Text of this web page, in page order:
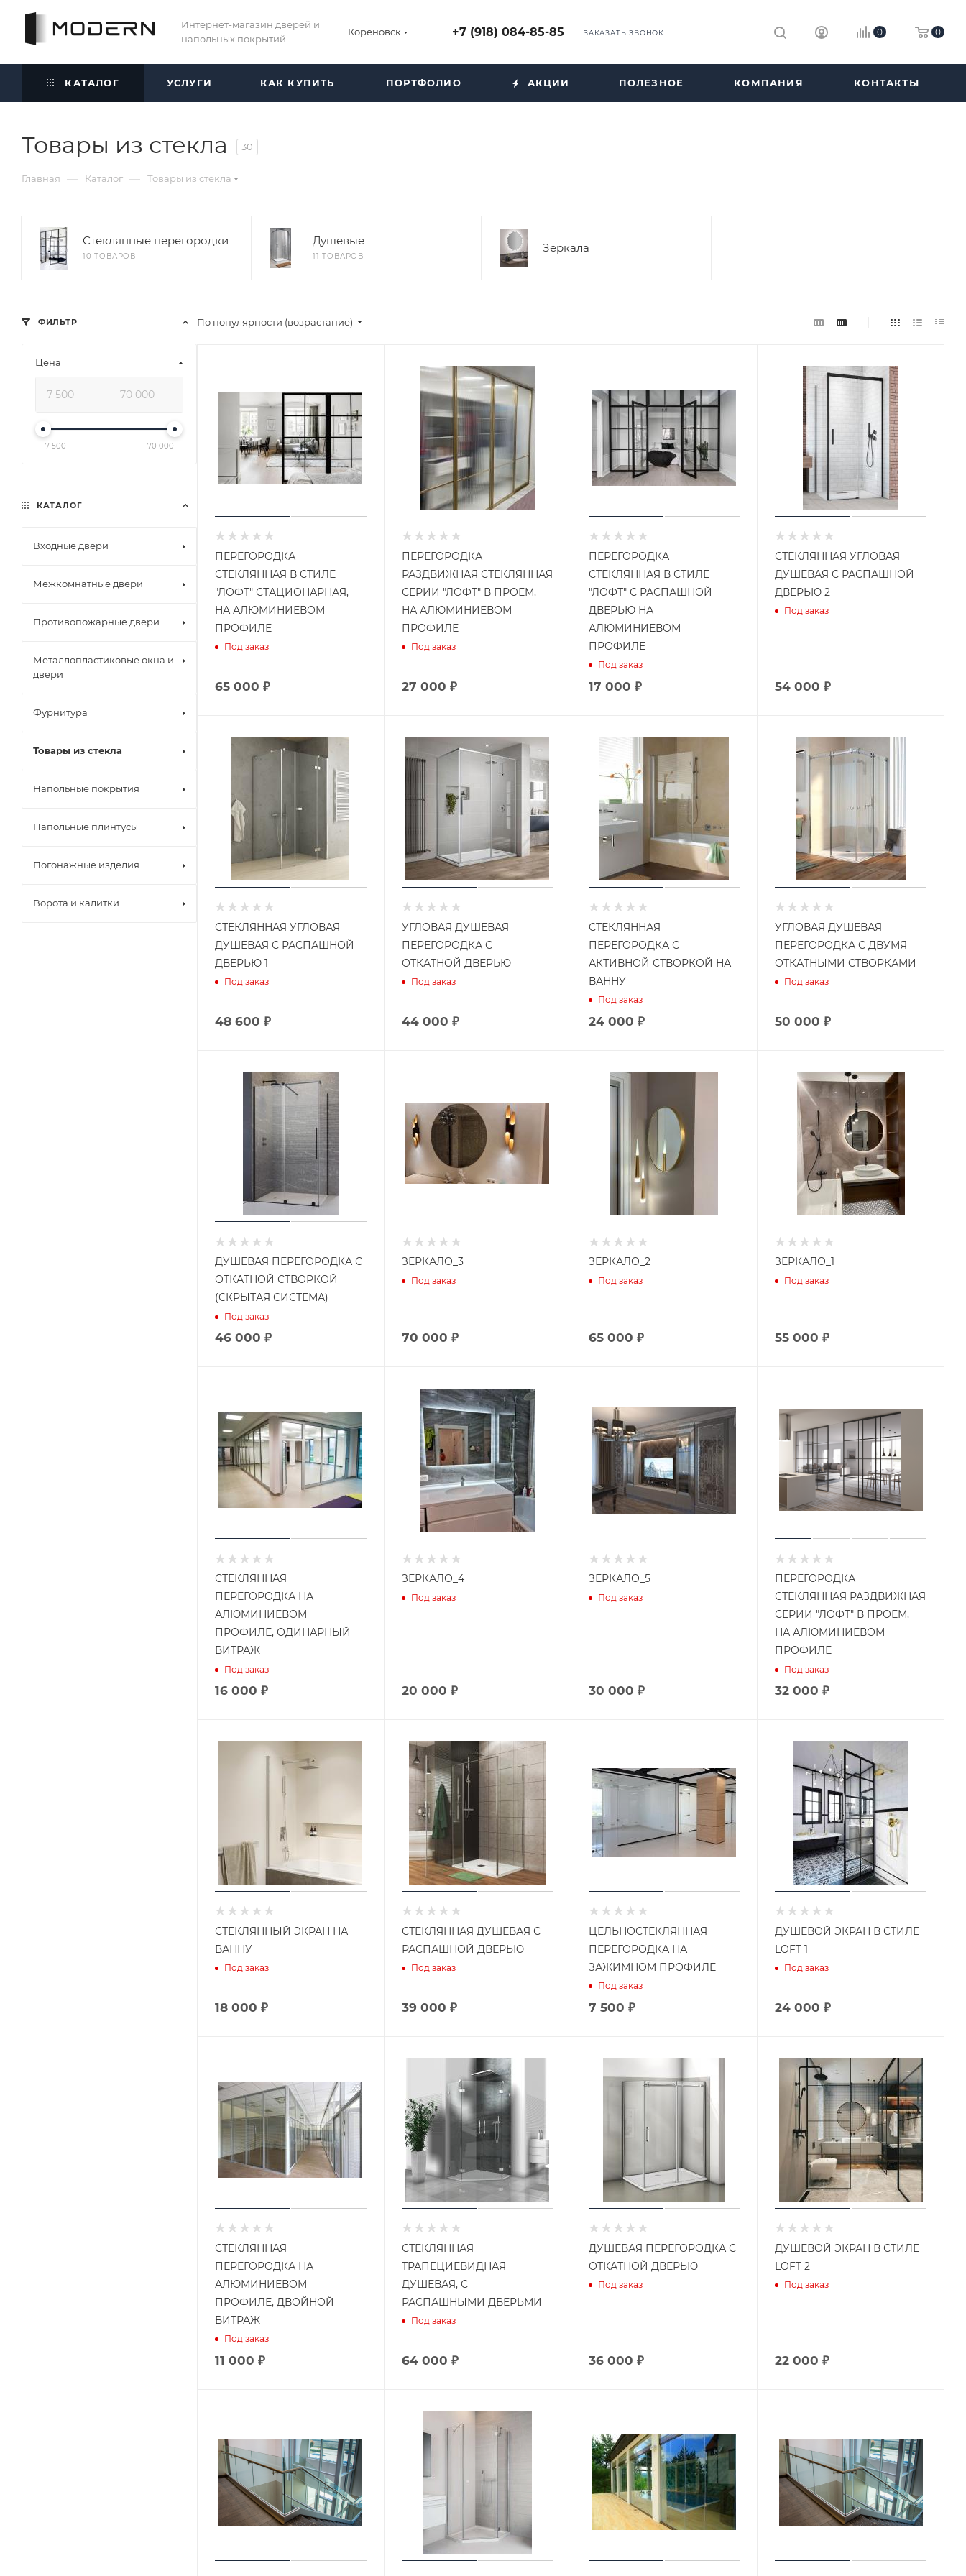
Интернет-магазин дверей и
напольных покрытий
Кореновск +7 (918) 084-85-85 ЗАКАЗАТЬ ЗВОНОК 0 0
КАТАЛОГ УСЛУГИ КАК КУПИТЬ ПОРТФОЛИО АКЦИИ ПОЛЕЗНОЕ КОМПАНИЯ КОНТАКТЫ
Товары из стекла 30
Главная — Каталог — Товары из стекла
Стеклянные перегородки
10 ТОВАРОВ
Душевые
11 ТОВАРОВ
Зеркала
По популярности (возрастание)
ПЕРЕГОРОДКА
СТЕКЛЯННАЯ В СТИЛЕ
"ЛОФТ" СТАЦИОНАРНАЯ,
НА АЛЮМИНИЕВОМ
ПРОФИЛЕ
Под заказ
65 000 ₽
ПЕРЕГОРОДКА
РАЗДВИЖНАЯ СТЕКЛЯННАЯ
СЕРИИ "ЛОФТ" В ПРОЕМ,
НА АЛЮМИНИЕВОМ
ПРОФИЛЕ
Под заказ
27 000 ₽
ПЕРЕГОРОДКА
СТЕКЛЯННАЯ В СТИЛЕ
"ЛОФТ" С РАСПАШНОЙ
ДВЕРЬЮ НА
АЛЮМИНИЕВОМ
ПРОФИЛЕ
Под заказ
17 000 ₽
СТЕКЛЯННАЯ УГЛОВАЯ
ДУШЕВАЯ С РАСПАШНОЙ
ДВЕРЬЮ 2
Под заказ
54 000 ₽
СТЕКЛЯННАЯ УГЛОВАЯ
ДУШЕВАЯ С РАСПАШНОЙ
ДВЕРЬЮ 1
Под заказ
48 600 ₽
УГЛОВАЯ ДУШЕВАЯ
ПЕРЕГОРОДКА С
ОТКАТНОЙ ДВЕРЬЮ
Под заказ
44 000 ₽
СТЕКЛЯННАЯ
ПЕРЕГОРОДКА С
АКТИВНОЙ СТВОРКОЙ НА
ВАННУ
Под заказ
24 000 ₽
УГЛОВАЯ ДУШЕВАЯ
ПЕРЕГОРОДКА С ДВУМЯ
ОТКАТНЫМИ СТВОРКАМИ
Под заказ
50 000 ₽
ДУШЕВАЯ ПЕРЕГОРОДКА С
ОТКАТНОЙ СТВОРКОЙ
(СКРЫТАЯ СИСТЕМА)
Под заказ
46 000 ₽
ЗЕРКАЛО_3
Под заказ
70 000 ₽
ЗЕРКАЛО_2
Под заказ
65 000 ₽
ЗЕРКАЛО_1
Под заказ
55 000 ₽
СТЕКЛЯННАЯ
ПЕРЕГОРОДКА НА
АЛЮМИНИЕВОМ
ПРОФИЛЕ, ОДИНАРНЫЙ
ВИТРАЖ
Под заказ
16 000 ₽
ЗЕРКАЛО_4
Под заказ
20 000 ₽
ЗЕРКАЛО_5
Под заказ
30 000 ₽
ПЕРЕГОРОДКА
СТЕКЛЯННАЯ РАЗДВИЖНАЯ
СЕРИИ "ЛОФТ" В ПРОЕМ,
НА АЛЮМИНИЕВОМ
ПРОФИЛЕ
Под заказ
32 000 ₽
СТЕКЛЯННЫЙ ЭКРАН НА
ВАННУ
Под заказ
18 000 ₽
СТЕКЛЯННАЯ ДУШЕВАЯ С
РАСПАШНОЙ ДВЕРЬЮ
Под заказ
39 000 ₽
ЦЕЛЬНОСТЕКЛЯННАЯ
ПЕРЕГОРОДКА НА
ЗАЖИМНОМ ПРОФИЛЕ
Под заказ
7 500 ₽
ДУШЕВОЙ ЭКРАН В СТИЛЕ
LOFT 1
Под заказ
24 000 ₽
СТЕКЛЯННАЯ
ПЕРЕГОРОДКА НА
АЛЮМИНИЕВОМ
ПРОФИЛЕ, ДВОЙНОЙ
ВИТРАЖ
Под заказ
11 000 ₽
СТЕКЛЯННАЯ
ТРАПЕЦИЕВИДНАЯ
ДУШЕВАЯ, С
РАСПАШНЫМИ ДВЕРЬМИ
Под заказ
64 000 ₽
ДУШЕВАЯ ПЕРЕГОРОДКА С
ОТКАТНОЙ ДВЕРЬЮ
Под заказ
36 000 ₽
ДУШЕВОЙ ЭКРАН В СТИЛЕ
LOFT 2
Под заказ
22 000 ₽
КАТАЛОГ
Входные двери
Межкомнатные двери
Противопожарные двери
Металлопластиковые окна и
двери
Фурнитура
Товары из стекла
Напольные покрытия
Напольные плинтусы
Погонажные изделия
Ворота и калитки
ФИЛЬТР
Цена
7 500 70 000